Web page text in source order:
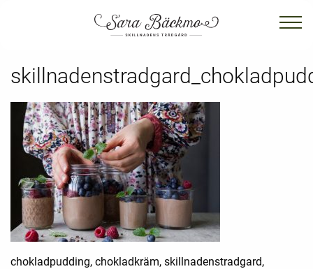
chokladpudding, chokladkräm, skillnadenstradgard,